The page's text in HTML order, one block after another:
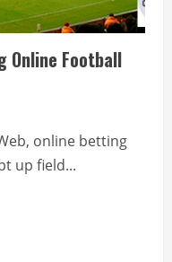
Online Football
online betting
up field...